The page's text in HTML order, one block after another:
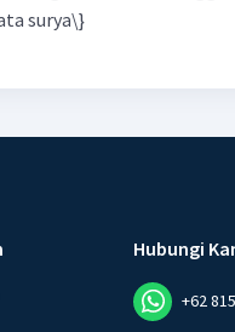
surya\}
Hubungi
+62